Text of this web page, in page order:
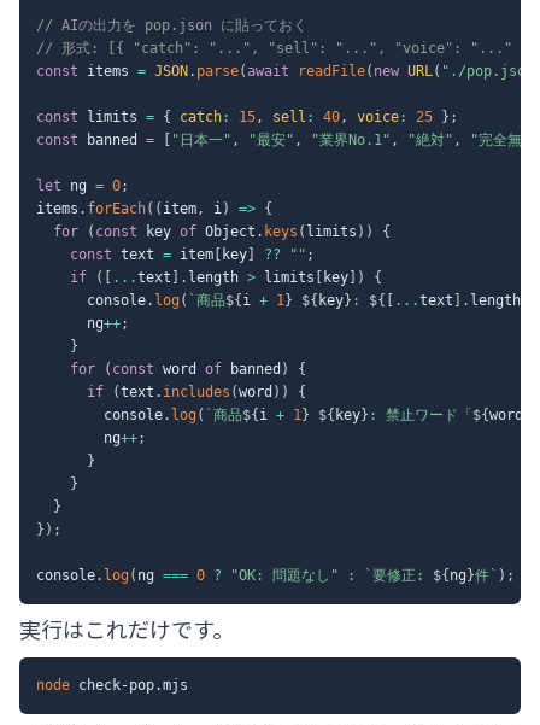
// AIの出力を pop.json に貼っておく
// 形式: [{ "catch": "...", "sell": "...", "voice": "..."
const items = JSON . parse( await readFile( new URL( "./
const limits = { catch : 15, sell : 40, voice : 25 } ;
const banned = "日本一" , "最安" , "業界No.1" , "絶対" , "完全無
let ng = 0;
items . forEach( ( item, i) => {
for
( const key of Object . keys ( limits ) )
{
const text = item key ?? "" ;
if
( ...text . length > limits key )
{
      console
. log ( ` 商品${ i + 1} ${ key} : ${ ...text . length
      ng
++;
}
for
( const word of banned )
{
if
(text . includes (word ) )
{
        console
. log ( ` 商品${ i + 1} ${ key} : 禁止ワード「 ${word
        ng
++;
}
}
}
} ) ;
console. log ( ng === 0 ? "OK: 問題なし" : ` 要修正: ${ ng }件 ` ) ;
実行はこれだけです。
node